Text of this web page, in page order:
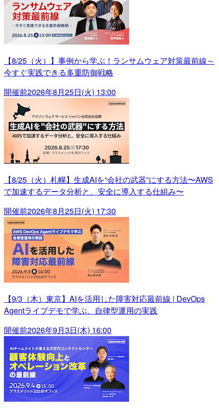
【8/25（火）】事例から学ぶ！ランサムウェア対策最前線～
今すぐ実践できる多重防御戦略
開催前2026年8月25日(火) 13:00
【8/25（火）札幌】生成AIを“会社の武器”にする方法〜AWS
で加速するデータ分析と、安全に導入する仕組み〜
開催前2026年8月25日(火) 17:30
【9/3（木）東京】AIを活用した障害対応最前線 | DevOps
Agentライブデモで学ぶ、自律型運用の実践
開催前2026年9月3日(木) 16:00